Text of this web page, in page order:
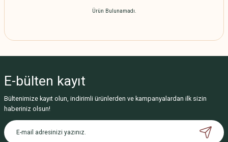
Ürün Bulunamadı.
E-bülten kayıt
Bültenimize kayıt olun, indirimli ürünlerden ve kampanyalardan ilk sizin
haberiniz olsun!